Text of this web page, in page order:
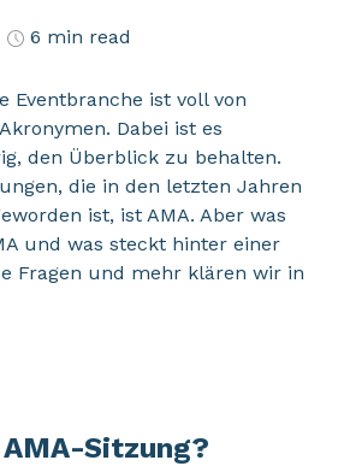
6 min read
Eventbranche ist voll von
Dabei ist es
den Überblick zu behalten.
die in den letzten Jahren
ist, ist AMA. Aber was
und was steckt hinter einer
Fragen und mehr klären wir in
Sitzung?